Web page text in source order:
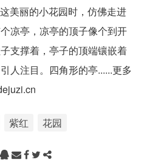
美丽的小花园时，仿佛走进
凉亭，凉亭的顶子像个到开
支撑着，亭子的顶端镶嵌着
人注目。四角形的亭......更多
紫红 花园